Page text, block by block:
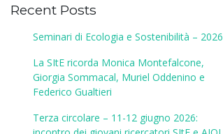
Recent Posts
Seminari di Ecologia e Sostenibilità – 2026
La SItE ricorda Monica Montefalcone,
Giorgia Sommacal, Muriel Oddenino e
Federico Gualtieri
Terza circolare – 11-12 giugno 2026: